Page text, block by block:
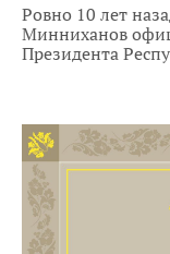
Ровно 10 лет
Минниханов
Президента